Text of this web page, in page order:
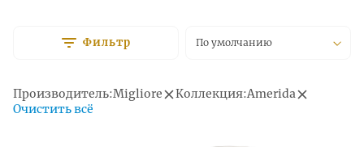
Фильтр По умолчанию
Производитель:Migliore Коллекция:Amerida
Очистить всё